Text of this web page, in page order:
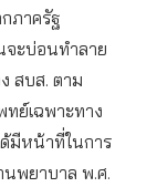
ภาครัฐ
จะบ่อนทำลาย
สบส. ตาม
ย์เฉพาะทาง
มีหน้าที่ในการ
นพยาบาล พ.ศ.